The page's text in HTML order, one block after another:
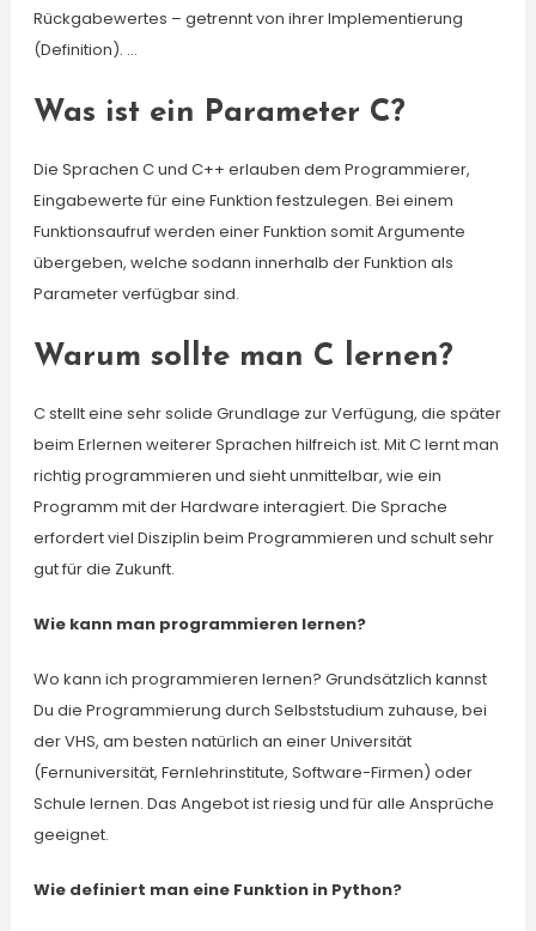
Rückgabewertes – getrennt von ihrer Implementierung
(Definition). …
Was ist ein Parameter C?
Die Sprachen C und C++ erlauben dem Programmierer,
Eingabewerte für eine Funktion festzulegen. Bei einem
Funktionsaufruf werden einer Funktion somit Argumente
übergeben, welche sodann innerhalb der Funktion als
Parameter verfügbar sind.
Warum sollte man C lernen?
C stellt eine sehr solide Grundlage zur Verfügung, die später
beim Erlernen weiterer Sprachen hilfreich ist. Mit C lernt man
richtig programmieren und sieht unmittelbar, wie ein
Programm mit der Hardware interagiert. Die Sprache
erfordert viel Disziplin beim Programmieren und schult sehr
gut für die Zukunft.
Wie kann man programmieren lernen?
Wo kann ich programmieren lernen? Grundsätzlich kannst
Du die Programmierung durch Selbststudium zuhause, bei
der VHS, am besten natürlich an einer Universität
(Fernuniversität, Fernlehrinstitute, Software-Firmen) oder
Schule lernen. Das Angebot ist riesig und für alle Ansprüche
geeignet.
Wie definiert man eine Funktion in Python?